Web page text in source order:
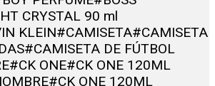
CRYSTAL 90 ml
KLEIN#CAMISETA#CAMISETA
#CAMISETA DE FÚTBOL
#CK ONE#CK ONE 120ML
#CK ONE 120ML